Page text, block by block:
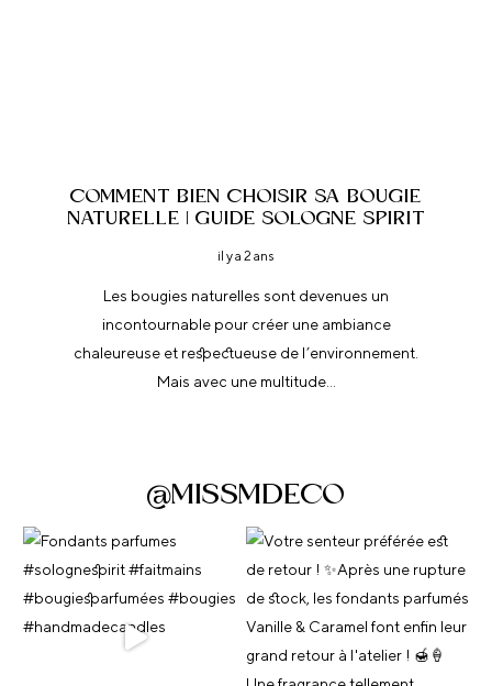
COMMENT BIEN CHOISIR SA BOUGIE
NATURELLE | GUIDE SOLOGNE SPIRIT
il y a 2 ans
Les bougies naturelles sont devenues un
incontournable pour créer une ambiance
chaleureuse et respectueuse de l’environnement.
Mais avec une multitude…
@MISSMDECO